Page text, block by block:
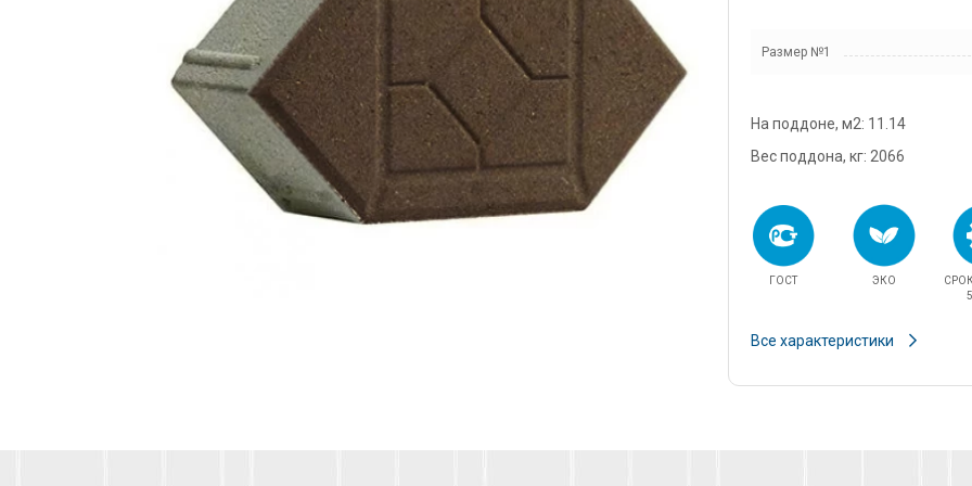
г.
Размер №1
На поддоне, м2: 11.14
Вес поддона, кг: 2066
ГОСТ ЭКО
Все характеристики